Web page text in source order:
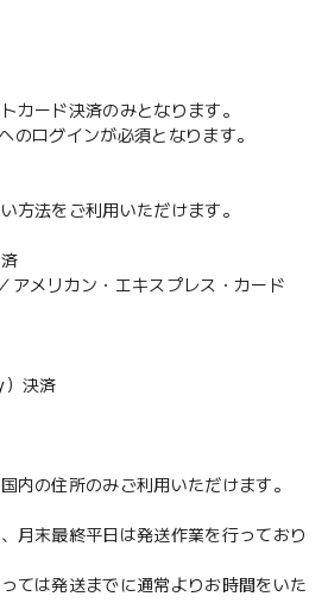
カード決済のみとなります。
のログインが必須となります。
方法をご利用いただけます。
メリカン・エキスプレス・カード
決済
内の住所のみご利用いただけます。
月末最終平日は発送作業を行っており
ては発送までに通常よりお時間をいた